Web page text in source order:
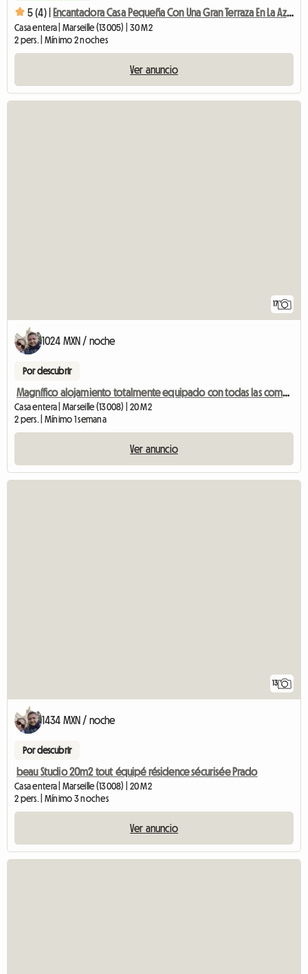
5 (4) | Encantadora Casa Pequeña Con Una Gran Terraza En La Azotea
Casa entera | Marseille (13005) | 30 M2
2 pers. | Mínimo 2 noches
Ver anuncio
17
1024 MXN / noche
Por descubrir
Magnífico alojamiento totalmente equipado con todas las comodidades prado.
Casa entera | Marseille (13008) | 20 M2
2 pers. | Mínimo 1 semana
Ver anuncio
13
1434 MXN / noche
Por descubrir
beau Studio 20m2 tout équipé résidence sécurisée Prado
Casa entera | Marseille (13008) | 20 M2
2 pers. | Mínimo 3 noches
Ver anuncio